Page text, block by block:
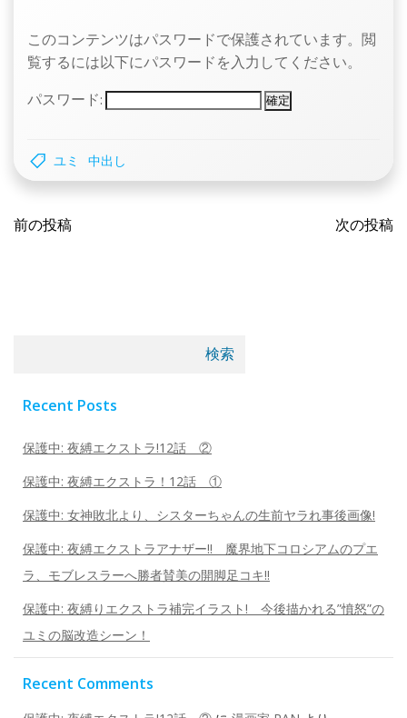
このコンテンツはパスワードで保護されています。閲
覧するには以下にパスワードを入力してください。
パスワード:
ユミ 中出し
投
ゲ
ー
シ
ョ
ン
前の投稿
投
ョ
ン
次の投稿
検索
Recent Posts
保護中: 夜縛エクストラ!12話 ②
保護中: 夜縛エクストラ！12話 ①
保護中: 女神敗北より、シスターちゃんの生前ヤラれ事後画像!
保護中: 夜縛エクストラアナザー!! 魔界地下コロシアムのプエ
ラ、モブレスラーへ勝者賛美の開脚足コキ!!
保護中: 夜縛りエクストラ補完イラスト! 今後描かれる”憤怒”の
ユミの脳改造シーン！
Recent Comments